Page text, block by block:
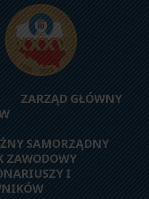
GŁÓWNY
SAMORZĄDNY
ZAWODOWY
I